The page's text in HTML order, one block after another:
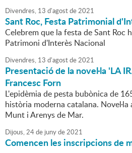
Divendres, 13 d'agostde2021
Sant Roc, Festa Patrimonial
Celebrem que la festa de Sant Roc
Patrimoni d'Interès Nacional
Divendres, 13 d'agostde2021
Presentació de la novel·la 'LA
Francesc Forn
L'epidèmia de pesta bubònica de
història moderna catalana.
Munt i Arenys de Mar.
Dijous,24de junyde2021
Comencen les inscripcions de